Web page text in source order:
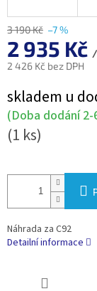
3 190 Kč –7 %
2 935 Kč
2 426 Kč bez DPH
cena:
skladem u
(Doba dodání
(1 ks)
Náhrada za C92
Detailní informace